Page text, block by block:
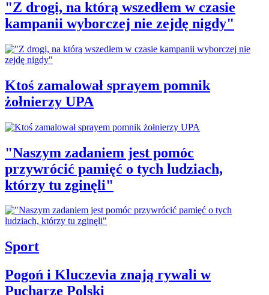
"Z drogi, na którą wszedłem w czasie
kampanii wyborczej nie zejdę nigdy"
Ktoś zamalował sprayem pomnik
żołnierzy UPA
"Naszym zadaniem jest pomóc
przywrócić pamięć o tych ludziach,
którzy tu zginęli"
Sport
Pogoń i Kluczevia znają rywali w
Pucharze Polski